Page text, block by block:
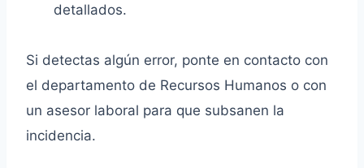
detallados.
Si detectas algún error, ponte en contacto con
el departamento de Recursos Humanos o con
un asesor laboral para que subsanen la
incidencia.